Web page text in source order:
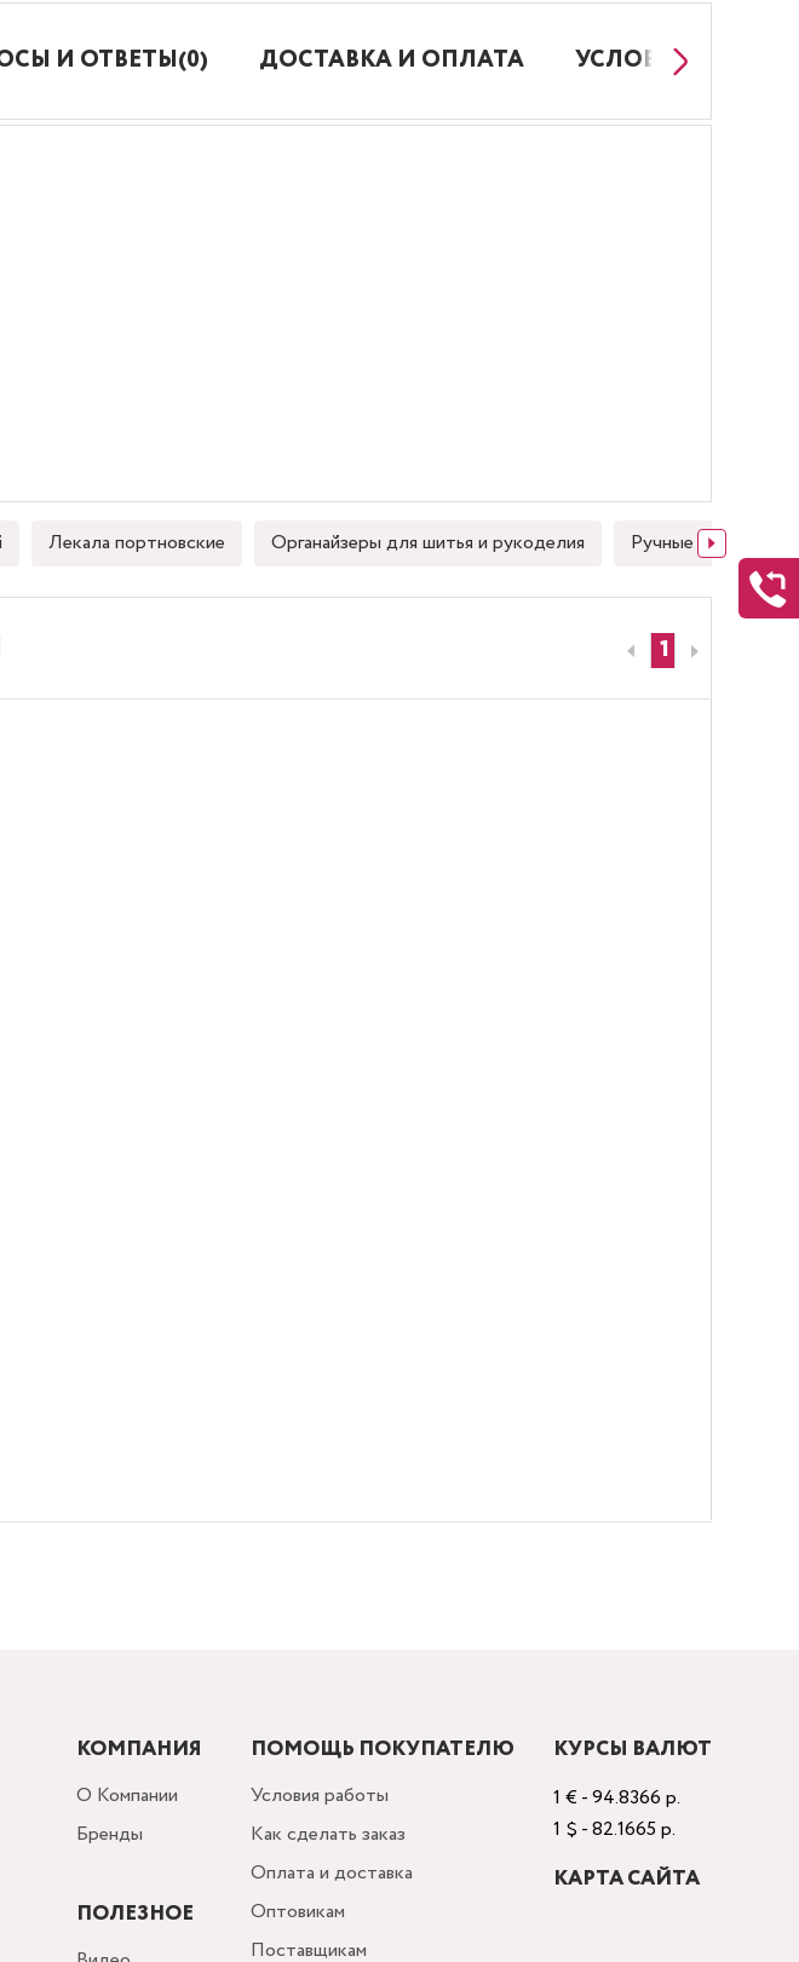
И ОТВЕТЫ(0) ДОСТАВКА И ОПЛАТА УСЛОВИЯ РАБОТЫ
Лекала портновские Органайзеры для шитья и рукоделия Ручные швейные
1
КОМПАНИЯ
О Компании
Бренды
ПОЛЕЗНОЕ
ПОМОЩЬ ПОКУПАТЕЛЮ
Условия работы
Как сделать заказ
Оплата и доставка
Оптовикам
Поставщикам
КУРСЫ ВАЛЮТ
1 € - 94.8366 р.
1 $ - 82.1665 р.
КАРТА САЙТА